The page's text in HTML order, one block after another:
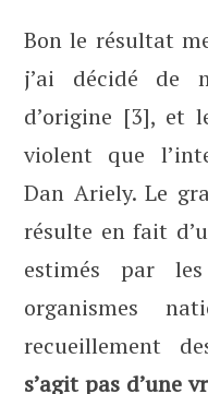
Bon le résultat
j’ai décidé de
d’origine [3], et
violent que
Dan Ariely. Le
résulte en fait
estimés par
organismes
recueillement
s’agit pas d’une